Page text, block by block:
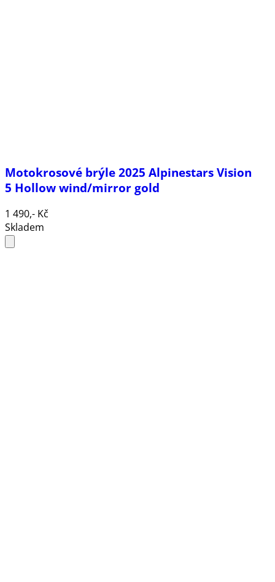
Motokrosové brýle 2025 Alpinestars Vision
5 Hollow wind/mirror gold
1 490,- Kč
Skladem